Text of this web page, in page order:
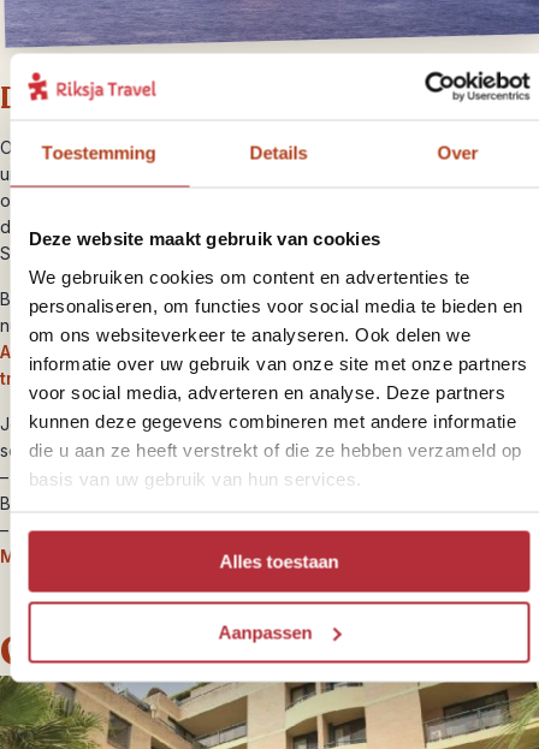
Toestemming Details Over
Deze website maakt gebruik van cookies
We gebruiken cookies om content en advertenties te
personaliseren, om functies voor social media te bieden en
om ons websiteverkeer te analyseren. Ook delen we
informatie over uw gebruik van onze site met onze partners
voor social media, adverteren en analyse. Deze partners
kunnen deze gegevens combineren met andere informatie
die u aan ze heeft verstrekt of die ze hebben verzameld op
basis van uw gebruik van hun services.
Alles toestaan
Aanpassen
Dag 3 Vertrek Coogee, Sydney
Omdat Coogee naast een relaxed surfstrand ook een goede
uitvalsbasis is voor het centrum van Sydney, kun je er voor kiezen
om je verblijf met één of twee extra nachten te verlengen zodat je
de stad kunt bekijken. Is dit het einde van je reis, dan vlieg je vanuit
Sydney vervolgens naar huis.
Begint je Australië reis in Coogee, dan vlieg je bijvoorbeeld
nu naar Alice Springs of Ayers Rock voor hetrode binnenland van
Australië
, of naar de noordoostkust voor
tropische stranden en eilanden
Je kunt ook een auto ophalen in Sydney en starten met een
selfdrive:
– noordwaarts richting wijngebiedHunter Valley
Brisbane.
– of zuidwaarts richting dehoofdstad Canberraen daarna naar
Melbourne
Onze slaapplekken